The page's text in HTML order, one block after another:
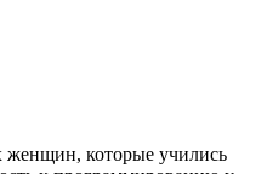
женщин, которые учились